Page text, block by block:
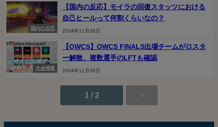
国内の反応
【国内の反応】モイラの回復スタッツにおける
自己ヒールって何割くらいなの？
2024年11月26日
大会情報
【OWCS】OWCS FINALS出場チームがロスタ
ー解散、複数選手のLFTも確認
2024年11月26日
1 / 2